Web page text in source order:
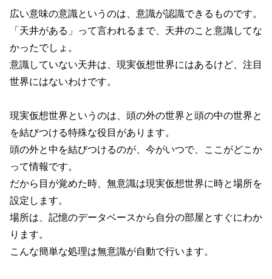
広い意味の意識というのは、意識が認識できるものです。
「天井がある」って言われるまで、天井のこと意識してな
かったでしょ。
意識していない天井は、現実仮想世界にはあるけど、注目
世界にはないわけです。
現実仮想世界というのは、頭の外の世界と頭の中の世界と
を結びつける特殊な役目があります。
頭の外と中を結びつけるのが、今がいつで、ここがどこか
って情報です。
だから目が覚めた時、無意識は現実仮想世界に時と場所を
設定します。
場所は、記憶のデータベースから自分の部屋とすぐにわか
ります。
こんな簡単な処理は無意識が自動で行います。